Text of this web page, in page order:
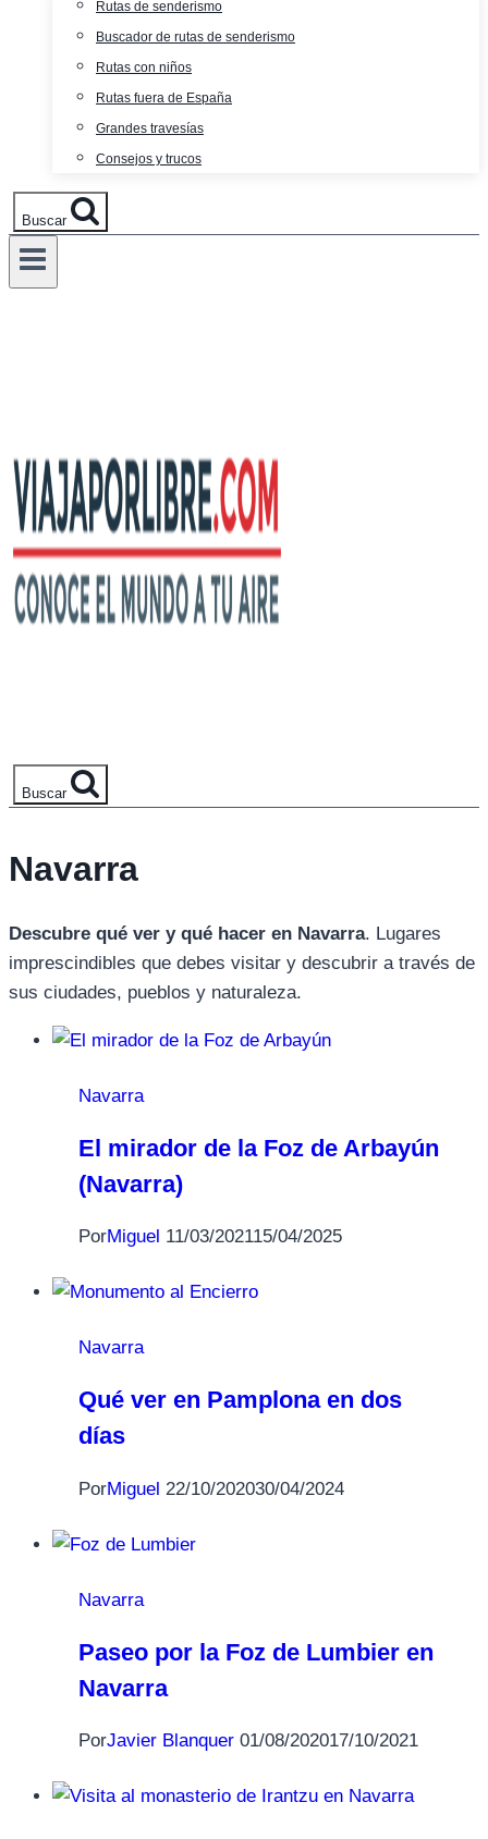
Rutas de senderismo
Buscador de rutas de senderismo
Rutas con niños
Rutas fuera de España
Grandes travesías
Consejos y trucos
Buscar
Buscar
Navarra
Descubre qué ver y qué hacer en Navarra. Lugares
imprescindibles que debes visitar y descubrir a través de
sus ciudades, pueblos y naturaleza.
Navarra
El mirador de la Foz de Arbayún
(Navarra)
PorMiguel 11/03/202115/04/2025
Navarra
Qué ver en Pamplona en dos
días
PorMiguel 22/10/202030/04/2024
Navarra
Paseo por la Foz de Lumbier en
Navarra
PorJavier Blanquer 01/08/202017/10/2021